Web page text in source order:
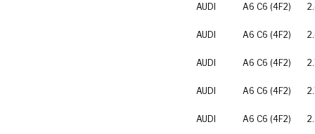
AUDI A6 C6 (4F2)
AUDI A6 C6 (4F2)
AUDI A6 C6 (4F2)
AUDI A6 C6 (4F2)
AUDI A6 C6 (4F2)